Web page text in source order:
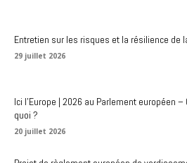
Entretien sur les risques et la résilience de
29 juillet 2026
Ici l’Europe | 2026 au Parlement européen –
quoi ?
20 juillet 2026